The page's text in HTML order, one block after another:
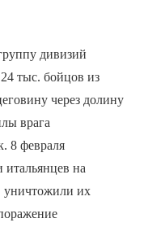
дивизий
тыс. бойцов из
через долину
врага
8 февраля
итальянцев на
уничтожили их